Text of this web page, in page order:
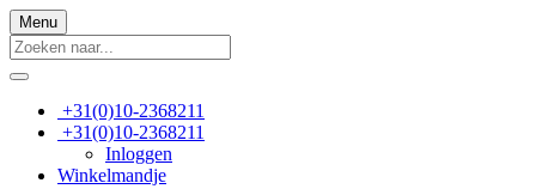
Menu
+31(0)10-2368211
+31(0)10-2368211
Inloggen
Winkelmandje